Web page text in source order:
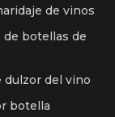
de vinos
de botellas de
dulzor del vino
botella